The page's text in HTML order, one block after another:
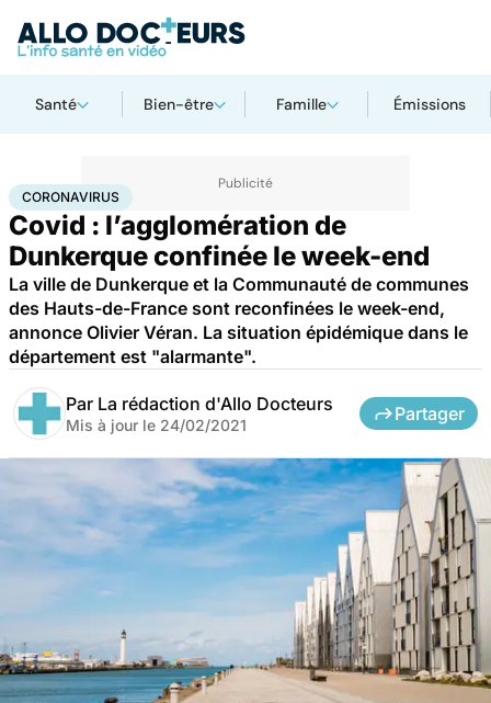
Santé Bien-être Famille Émissions
AccueilSantéCoronavirus
CORONAVIRUS
Covid : l’agglomération de
Dunkerque confinée le week-end
La ville de Dunkerque et la Communauté de communes
des Hauts-de-France sont reconfinées le week-end,
annonce Olivier Véran. La situation épidémique dans le
département est "alarmante".
Par La rédaction d'Allo Docteurs
Mis à jour le 24/02/2021
Partager